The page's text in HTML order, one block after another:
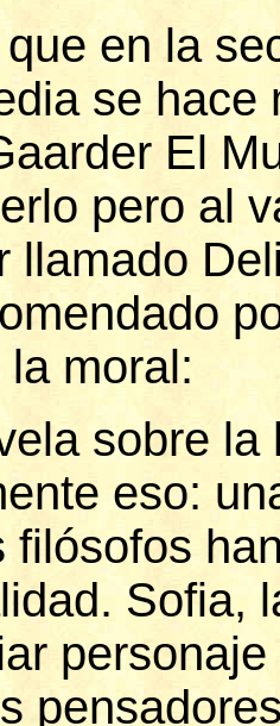
en la
se hace
El
pero al
llamado
moral:
sobre
eso:
filósofos
Sofia,